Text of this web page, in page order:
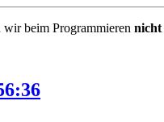
beim Programmieren nicht